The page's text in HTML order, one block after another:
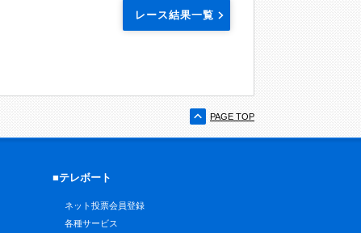
レース結果一覧
PAGE TOP
■テレボート
ネット投票会員登録
各種サービス